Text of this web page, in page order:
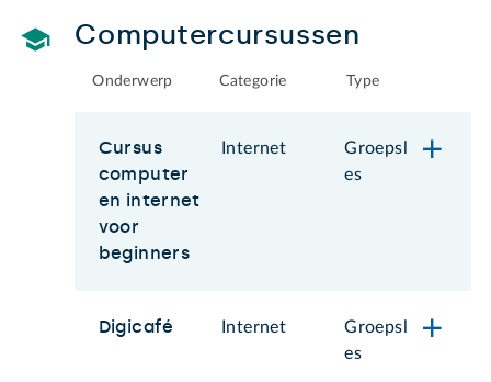
Computercursussen
Onderwerp Categorie Type
Cursus
computer
en internet
voor
beginners
Internet
Groepsl
es
Digicafé Internet
Groepsl
es